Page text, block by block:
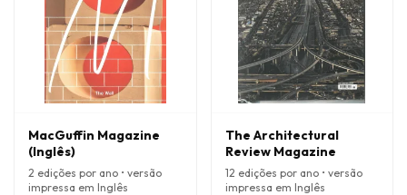
MacGuffin Magazine
(Inglês)
2 edições por ano • versão
impressa em Inglês
The Architectural
Review Magazine
12 edições por ano • versão
impressa em Inglês